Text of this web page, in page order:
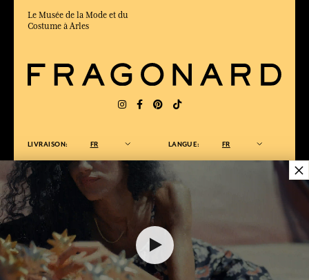
42,00 €
Le Musée de la Mode et du
Costume à Arles
LIVRAISON: FR LANGUE: FR
ÉLU MEILLEUR SITE DE COMMERCE
en ligne 2025 par le magazine Capital
×